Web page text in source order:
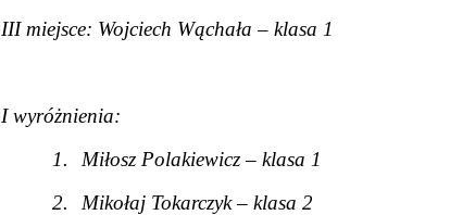
III miejsce: Wojciech Wąchała – klasa 1
I wyróżnienia:
1.
Miłosz Polakiewicz – klasa 1
2.
Mikołaj Tokarczyk – klasa 2